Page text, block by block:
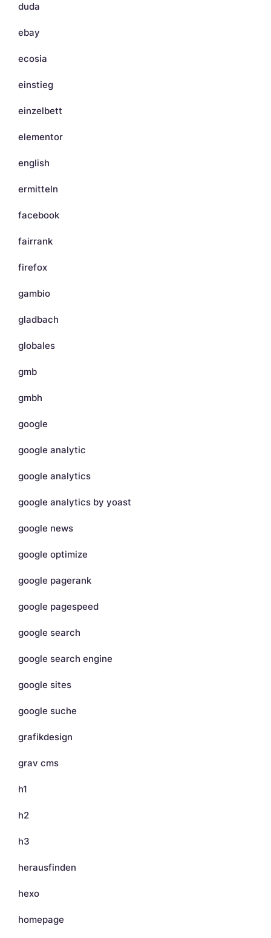
duda
ebay
ecosia
einstieg
einzelbett
elementor
english
ermitteln
facebook
fairrank
firefox
gambio
gladbach
globales
gmb
gmbh
google
google analytic
google analytics
google analytics by yoast
google news
google optimize
google pagerank
google pagespeed
google search
google search engine
google sites
google suche
grafikdesign
grav cms
h1
h2
h3
herausfinden
hexo
homepage